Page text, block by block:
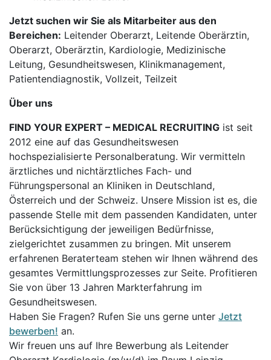
Jetzt suchen wir Sie als Mitarbeiter aus den
Bereichen: Leitender Oberarzt, Leitende Oberärztin,
Oberarzt, Oberärztin, Kardiologie, Medizinische
Leitung, Gesundheitswesen, Klinikmanagement,
Patientendiagnostik, Vollzeit, Teilzeit
Über uns
FIND YOUR EXPERT – MEDICAL RECRUITING ist seit
2012 eine auf das Gesundheitswesen
hochspezialisierte Personalberatung. Wir vermitteln
ärztliches und nichtärztliches Fach- und
Führungspersonal an Kliniken in Deutschland,
Österreich und der Schweiz. Unsere Mission ist es, die
passende Stelle mit dem passenden Kandidaten, unter
Berücksichtigung der jeweiligen Bedürfnisse,
zielgerichtet zusammen zu bringen. Mit unserem
erfahrenen Beraterteam stehen wir Ihnen während des
gesamtes Vermittlungsprozesses zur Seite. Profitieren
Sie von über 13 Jahren Markterfahrung im
Gesundheitswesen.
Haben Sie Fragen? Rufen Sie uns gerne unter Jetzt
bewerben! an.
Wir freuen uns auf Ihre Bewerbung als Leitender